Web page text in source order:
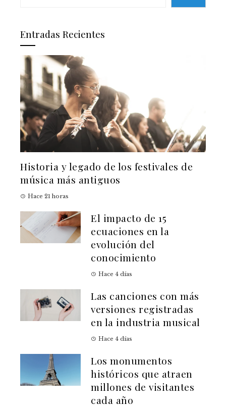
Entradas Recientes
Historia y legado de los festivales de
música más antiguos
Hace 21 horas
El impacto de 15
ecuaciones en la
evolución del
conocimiento
Hace 4 días
Las canciones con más
versiones registradas
en la industria musical
Hace 4 días
Los monumentos
históricos que atraen
millones de visitantes
cada año